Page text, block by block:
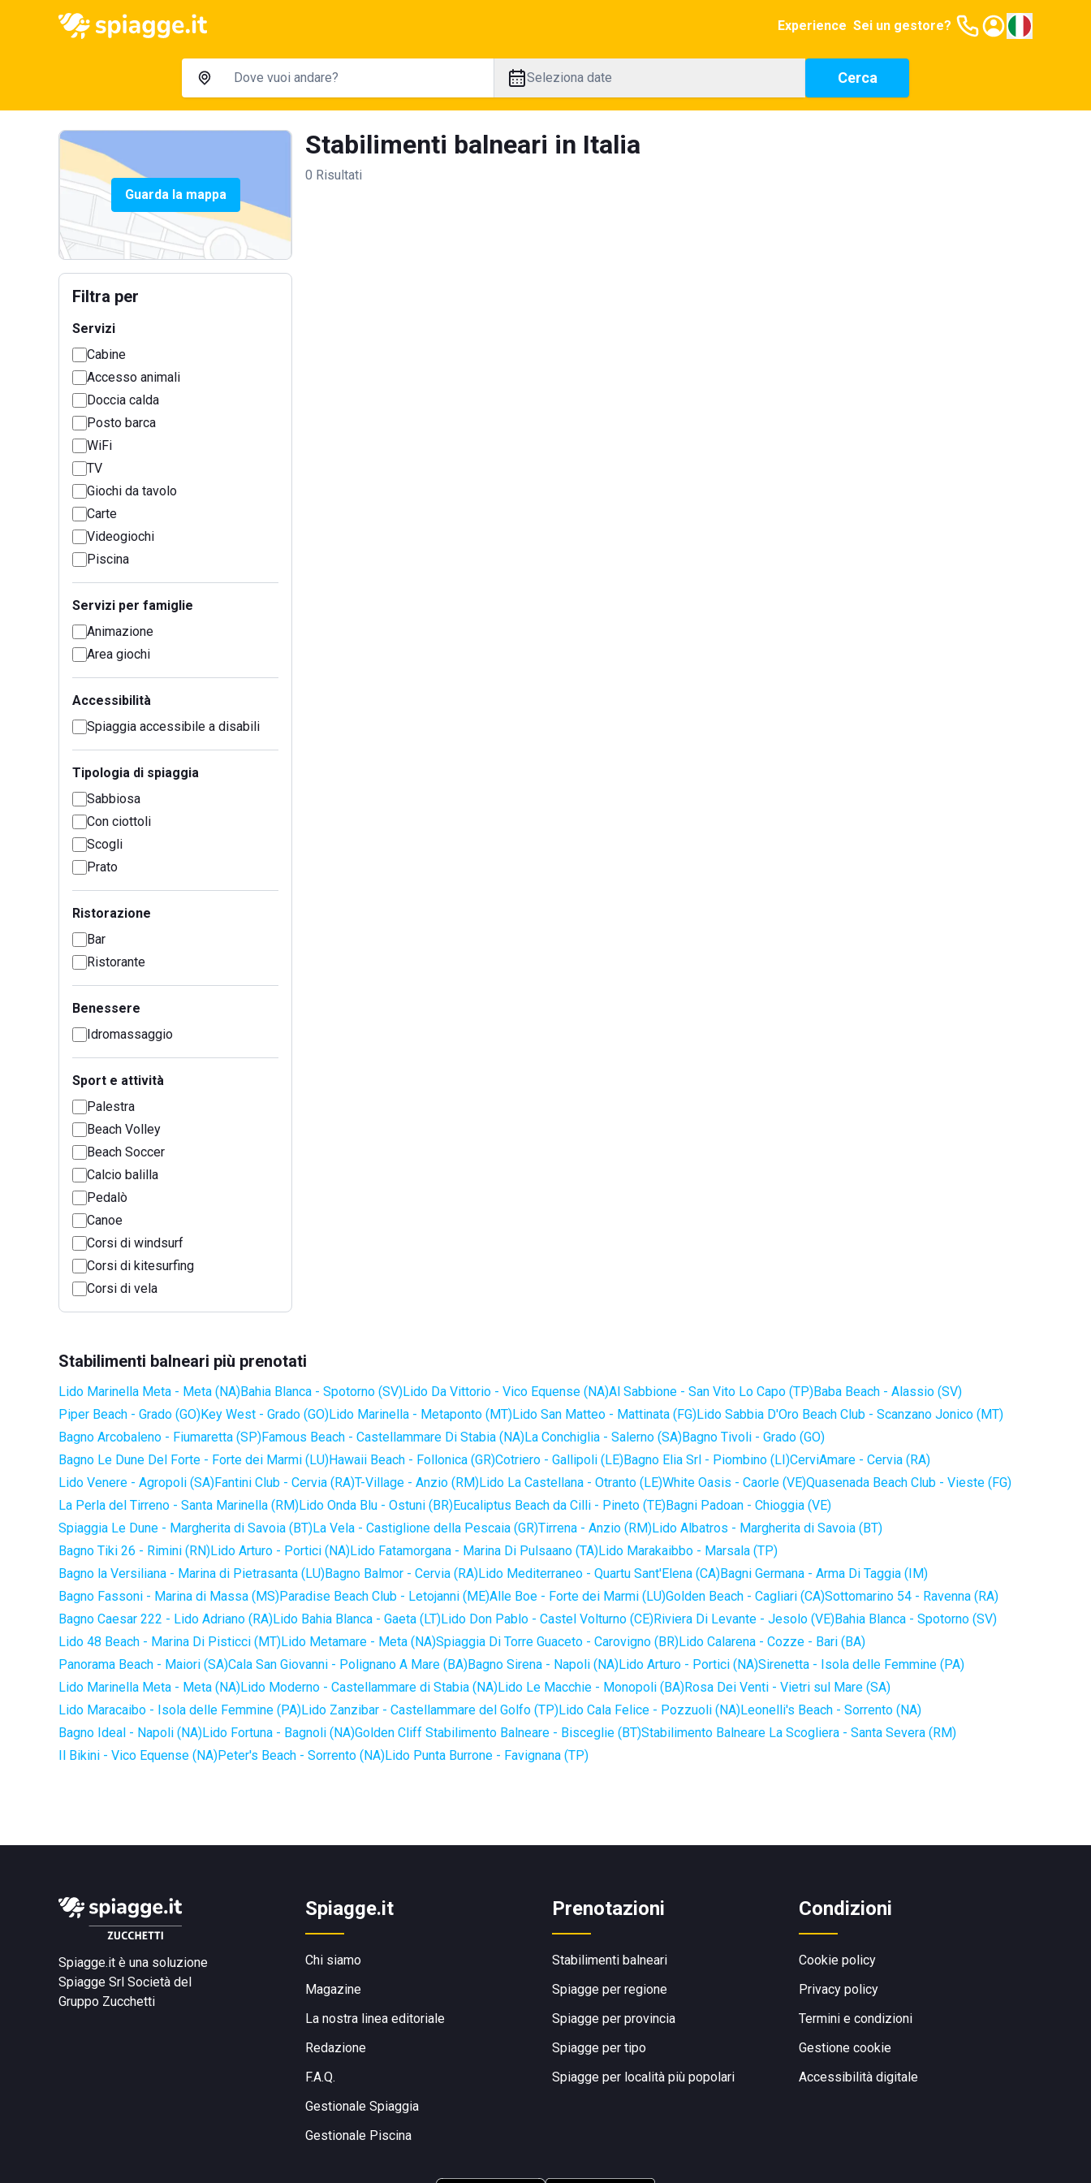
Experience Sei un gestore?
Seleziona date Cerca
Guarda la mappa
Filtra per
Servizi
Cabine
Accesso animali
Doccia calda
Posto barca
WiFi
TV
Giochi da tavolo
Carte
Videogiochi
Piscina
Servizi per famiglie
Animazione
Area giochi
Accessibilità
Spiaggia accessibile a disabili
Tipologia di spiaggia
Sabbiosa
Con ciottoli
Scogli
Prato
Ristorazione
Bar
Ristorante
Benessere
Idromassaggio
Sport e attività
Palestra
Beach Volley
Beach Soccer
Calcio balilla
Pedalò
Canoe
Corsi di windsurf
Corsi di kitesurfing
Corsi di vela
Stabilimenti balneari in Italia
0 Risultati
Stabilimenti balneari più prenotati
Lido Marinella Meta - Meta (NA)Bahia Blanca - Spotorno (SV)Lido Da Vittorio - Vico Equense (NA)Al Sabbione - San Vito Lo Capo (TP)Baba Beach - Alassio (SV)
Piper Beach - Grado (GO)Key West - Grado (GO)Lido Marinella - Metaponto (MT)Lido San Matteo - Mattinata (FG)Lido Sabbia D'Oro Beach Club - Scanzano Jonico (MT)
Bagno Arcobaleno - Fiumaretta (SP)Famous Beach - Castellammare Di Stabia (NA)La Conchiglia - Salerno (SA)Bagno Tivoli - Grado (GO)
Bagno Le Dune Del Forte - Forte dei Marmi (LU)Hawaii Beach - Follonica (GR)Cotriero - Gallipoli (LE)Bagno Elia Srl - Piombino (LI)CerviAmare - Cervia (RA)
Lido Venere - Agropoli (SA)Fantini Club - Cervia (RA)T-Village - Anzio (RM)Lido La Castellana - Otranto (LE)White Oasis - Caorle (VE)Quasenada Beach Club - Vieste (FG)
La Perla del Tirreno - Santa Marinella (RM)Lido Onda Blu - Ostuni (BR)Eucaliptus Beach da Cilli - Pineto (TE)Bagni Padoan - Chioggia (VE)
Spiaggia Le Dune - Margherita di Savoia (BT)La Vela - Castiglione della Pescaia (GR)Tirrena - Anzio (RM)Lido Albatros - Margherita di Savoia (BT)
Bagno Tiki 26 - Rimini (RN)Lido Arturo - Portici (NA)Lido Fatamorgana - Marina Di Pulsaano (TA)Lido Marakaibbo - Marsala (TP)
Bagno la Versiliana - Marina di Pietrasanta (LU)Bagno Balmor - Cervia (RA)Lido Mediterraneo - Quartu Sant'Elena (CA)Bagni Germana - Arma Di Taggia (IM)
Bagno Fassoni - Marina di Massa (MS)Paradise Beach Club - Letojanni (ME)Alle Boe - Forte dei Marmi (LU)Golden Beach - Cagliari (CA)Sottomarino 54 - Ravenna (RA)
Bagno Caesar 222 - Lido Adriano (RA)Lido Bahia Blanca - Gaeta (LT)Lido Don Pablo - Castel Volturno (CE)Riviera Di Levante - Jesolo (VE)Bahia Blanca - Spotorno (SV)
Lido 48 Beach - Marina Di Pisticci (MT)Lido Metamare - Meta (NA)Spiaggia Di Torre Guaceto - Carovigno (BR)Lido Calarena - Cozze - Bari (BA)
Panorama Beach - Maiori (SA)Cala San Giovanni - Polignano A Mare (BA)Bagno Sirena - Napoli (NA)Lido Arturo - Portici (NA)Sirenetta - Isola delle Femmine (PA)
Lido Marinella Meta - Meta (NA)Lido Moderno - Castellammare di Stabia (NA)Lido Le Macchie - Monopoli (BA)Rosa Dei Venti - Vietri sul Mare (SA)
Lido Maracaibo - Isola delle Femmine (PA)Lido Zanzibar - Castellammare del Golfo (TP)Lido Cala Felice - Pozzuoli (NA)Leonelli's Beach - Sorrento (NA)
Bagno Ideal - Napoli (NA)Lido Fortuna - Bagnoli (NA)Golden Cliff Stabilimento Balneare - Bisceglie (BT)Stabilimento Balneare La Scogliera - Santa Severa (RM)
Il Bikini - Vico Equense (NA)Peter's Beach - Sorrento (NA)Lido Punta Burrone - Favignana (TP)
Spiagge.it è una soluzione
Spiagge Srl Società del
Gruppo Zucchetti
Spiagge.it
Chi siamo
Magazine
La nostra linea editoriale
Redazione
F.A.Q.
Gestionale Spiaggia
Gestionale Piscina
Prenotazioni
Stabilimenti balneari
Spiagge per regione
Spiagge per provincia
Spiagge per tipo
Spiagge per località più popolari
Condizioni
Cookie policy
Privacy policy
Termini e condizioni
Gestione cookie
Accessibilità digitale